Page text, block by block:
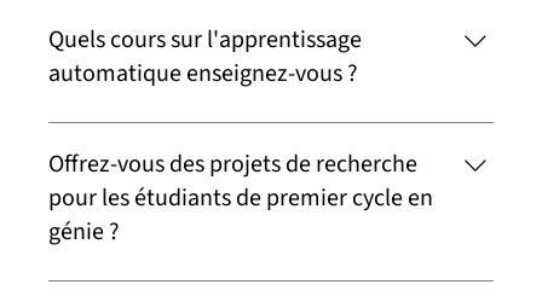
Quels cours sur l'apprentissage
automatique enseignez-vous ?
J'enseigne plusieurs cours sur l'apprentissage
automatique et les techniques connexes, à la fois au
niveau du premier cycle et des cycles supérieurs.
Offrez-vous des projets de recherche
pour les étudiants de premier cycle en
génie ?
Oui, j'encourage les étudiants de premier cycle à